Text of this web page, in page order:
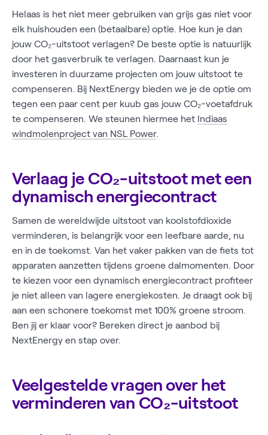
Helaas is het niet meer gebruiken van grijs gas niet voor
elk huishouden een (betaalbare) optie. Hoe kun je dan
jouw CO₂-uitstoot verlagen? De beste optie is natuurlijk
door het gasverbruik te verlagen. Daarnaast kun je
investeren in duurzame projecten om jouw uitstoot te
compenseren. Bij NextEnergy bieden we je de optie om
tegen een paar cent per kuub gas jouw CO₂-voetafdruk
te compenseren. We steunen hiermee het Indiaas
windmolenproject van NSL Power.
Verlaag je CO₂-uitstoot met een
dynamisch energiecontract
Samen de wereldwijde uitstoot van koolstofdioxide
verminderen, is belangrijk voor een leefbare aarde, nu
en in de toekomst. Van het vaker pakken van de fiets tot
apparaten aanzetten tijdens groene dalmomenten. Door
te kiezen voor een dynamisch energiecontract profiteer
je niet alleen van lagere energiekosten. Je draagt ook bij
aan een schonere toekomst met 100% groene stroom.
Ben jij er klaar voor? Bereken direct je aanbod bij
NextEnergy en stap over.
Veelgestelde vragen over het
verminderen van CO₂-uitstoot